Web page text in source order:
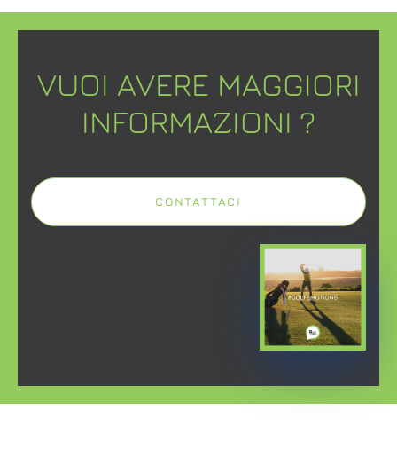
VUOI AVERE MAGGIORI
INFORMAZIONI ?
CONTATTACI